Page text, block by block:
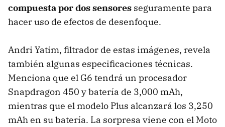
compuesta por dos sensores seguramente para
hacer uso de efectos de desenfoque.
Andri Yatim, filtrador de estas imágenes, revela
también algunas especificaciones técnicas.
Menciona que el G6 tendrá un procesador
Snapdragon 450 y batería de 3,000 mAh,
mientras que el modelo Plus alcanzará los 3,250
mAh en su batería. La sorpresa viene con el Moto